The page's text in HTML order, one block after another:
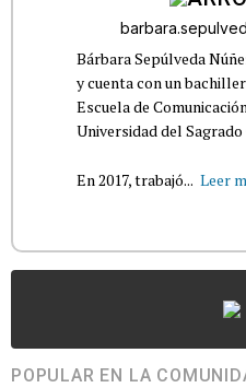
Bárbara Sepúlveda
y cuenta con un
Escuela de
Universidad del
En 2017, trabajó... Leer
POPULAR EN LA